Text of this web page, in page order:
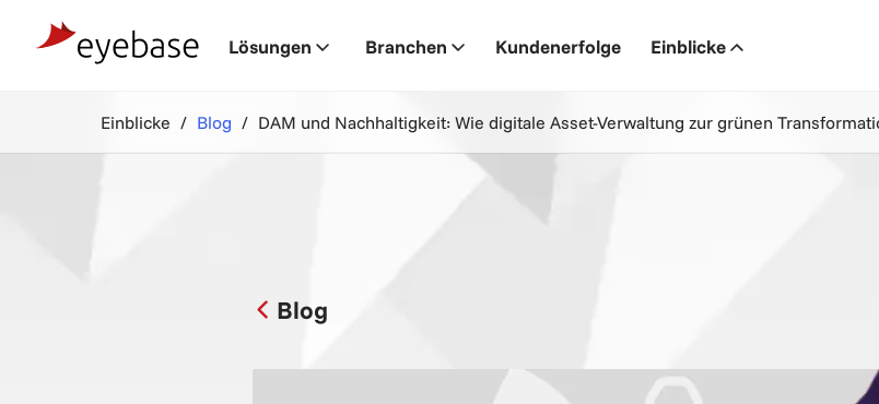
Lösungen Branchen Kundenerfolge Einblicke
Einblicke Blog DAM und Nachhaltigkeit: Wie digitale Asset-Verwaltung zur grünen
Blog